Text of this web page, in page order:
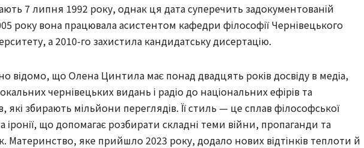
7 липня 1992 року, однак ця дата суперечить задокументованій
року вона працювала асистентом кафедри філософії Чернівецького
а 2010-го захистила кандидатську дисертацію.
відомо, що Олена Цинтила має понад двадцять років досвіду в медіа,
чернівецьких видань і радіо до національних ефірів та
які збирають мільйони переглядів. Її стиль — це сплав філософської
іронії, що допомагає розбирати складні теми війни, пропаганди та
Материнство, яке прийшло 2023 року, додало нових відтінків теплоти й